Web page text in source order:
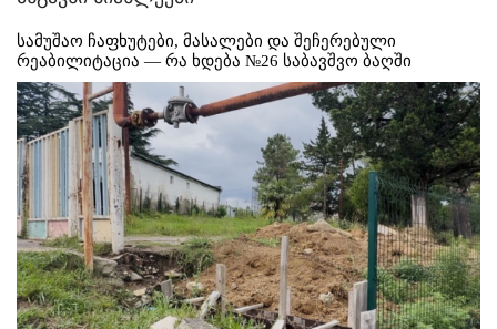
სამუშაო ჩაფხუტები, მასალები და შეჩერებული
რეაბილიტაცია — რა ხდება №26 საბავშვო ბაღში